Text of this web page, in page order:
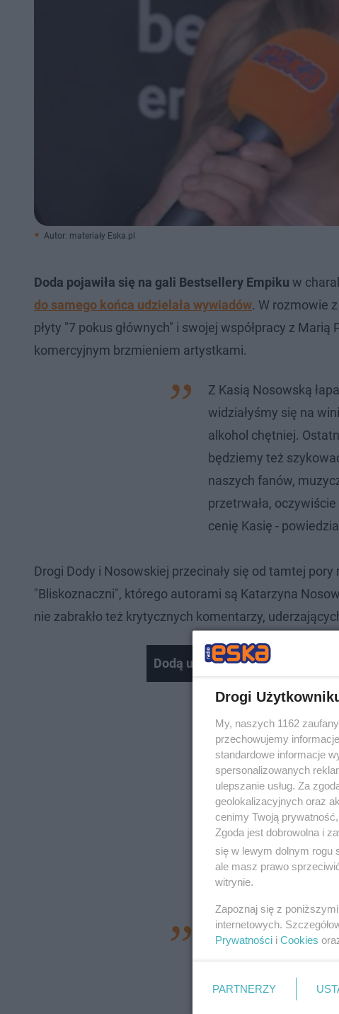
Autor: materiały Eska.pl
Doda pojawiła się na gali Bestsellery Empiku w
do samego końca udzielała wywiadów. W rozmowie
płyty "7 pokus głównych" i swojej współpracy z
komercyjnym brzmieniem artystkami.
Z Kasią Nosowską
widziałyśmy się na
alkohol chętniej.
będziemy też
naszych fanów,
przetrwała,
cenię Kasię -
Drogi Dody i Nosowskiej przecinały się od tamtej
"Bliskoznaczni", którego autorami są Katarzyna
nie zabrakło też krytycznych komentarzy,
Dodą udzieliła nam wywiadu!
Wiem, że
50, zbierają się na
na punkcie moich
Drogi
My, naszych 1162
przechowujemy
standardowe informacje
spersonalizowanych
ulepszanie usług. Za
geolokalizacyjnych oraz
cenimy Twoją
Zgoda jest dobrowolna i
się w lewym dolnym rogu
ale masz prawo
witrynie.
Zapoznaj się z
internetowych.
Prywatności i Cookies
PARTNERZY